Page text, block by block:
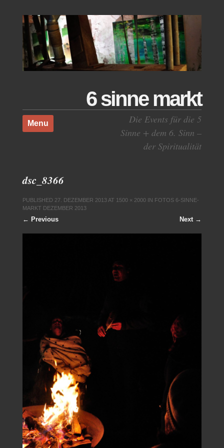
6 sinne markt
Die Events für die 5
Sinne + dem 6. Sinn –
der Spiritualität
Menu
Skip to content
dsc_8366
PUBLISHED 27. DEZEMBER 2013AT 1500 × 2000IN FOTOS 6-SINNE-
MARKT DEZEMBER 2013
← Previous Next →